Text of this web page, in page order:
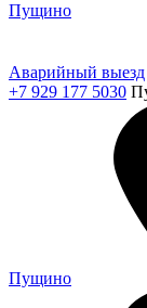
Пущино
Аварийный выезд
+7 929 177 5030
Пущино